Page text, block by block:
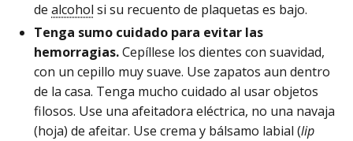
de alcohol si su recuento de plaquetas es bajo.
Tenga sumo cuidado para evitar las
hemorragias.Cepíllese los dientes con suavidad,
con un cepillo muy suave. Use zapatos aun dentro
de la casa. Tenga mucho cuidado al usar objetos
filosos. Use una afeitadora eléctrica, no una navaja
(hoja) de afeitar. Use crema y bálsamo labial (lip